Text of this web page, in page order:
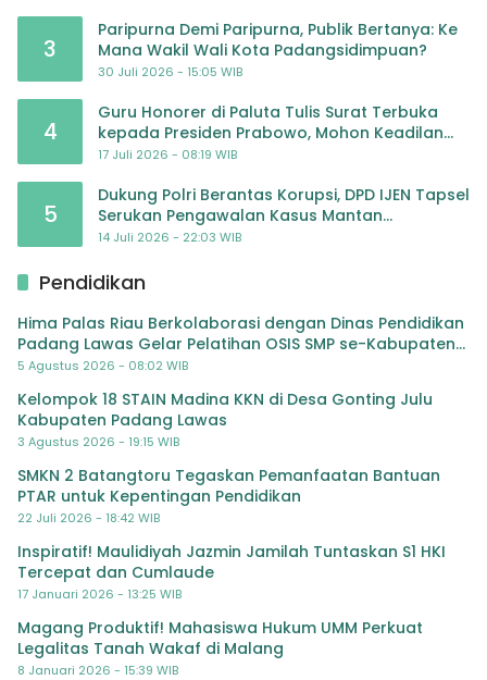
3
Paripurna Demi Paripurna, Publik Bertanya: Ke
Mana Wakil Wali Kota Padangsidimpuan?
30 Juli 2026 - 15:05 WIB
4
Guru Honorer di Paluta Tulis Surat Terbuka
kepada Presiden Prabowo, Mohon Keadilan
atas Dugaan Kriminalisasi
17 Juli 2026 - 08:19 WIB
5
Dukung Polri Berantas Korupsi, DPD IJEN Tapsel
Serukan Pengawalan Kasus Mantan
Jampidsus hingga Tuntas
14 Juli 2026 - 22:03 WIB
Pendidikan
Hima Palas Riau Berkolaborasi dengan Dinas Pendidikan
Padang Lawas Gelar Pelatihan OSIS SMP se-Kabupaten
Padang Lawas
5 Agustus 2026 - 08:02 WIB
Kelompok 18 STAIN Madina KKN di Desa Gonting Julu
Kabupaten Padang Lawas
3 Agustus 2026 - 19:15 WIB
SMKN 2 Batangtoru Tegaskan Pemanfaatan Bantuan
PTAR untuk Kepentingan Pendidikan
22 Juli 2026 - 18:42 WIB
Inspiratif! Maulidiyah Jazmin Jamilah Tuntaskan S1 HKI
Tercepat dan Cumlaude
17 Januari 2026 - 13:25 WIB
Magang Produktif! Mahasiswa Hukum UMM Perkuat
Legalitas Tanah Wakaf di Malang
8 Januari 2026 - 15:39 WIB